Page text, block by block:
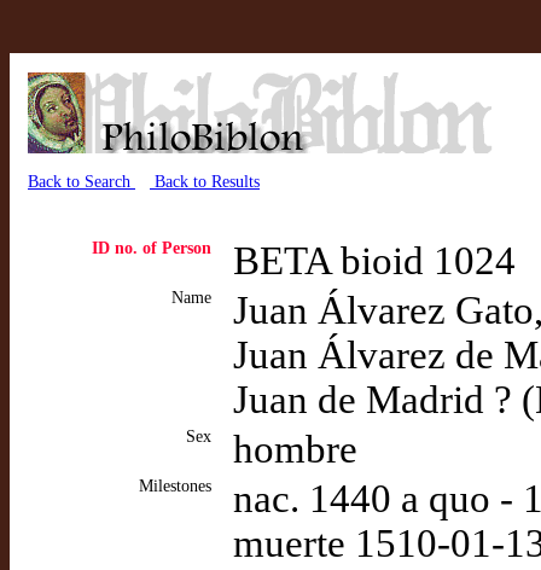
Back to Search Back to Results
ID no. of Person BETA bioid 1024
Name
Juan Álvarez
Juan Álvarez de
Juan de Madrid ?
Sex hombre
Milestones
nac. 1440 a quo -
muerte 1510-01-